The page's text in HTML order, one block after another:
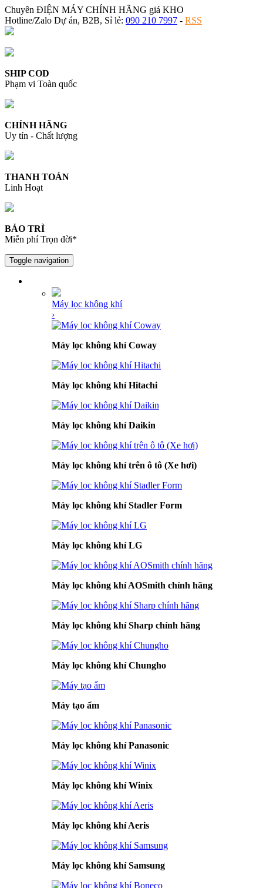
Chuyên ĐIỆN MÁY CHÍNH HÃNG giá KHO
Hotline/Zalo Dự án, B2B, Sỉ lẻ: 090 210 7997 - RSS
SHIP COD
Phạm vi Toàn quốc
CHÍNH HÃNG
Uy tín - Chất lượng
THANH TOÁN
Linh Hoạt
BẢO TRÌ
Miễn phí Trọn đời*
Toggle navigation
Máy lọc không khí
›
Máy lọc không khí Coway
Máy lọc không khí Hitachi
Máy lọc không khí Daikin
Máy lọc không khí trên ô tô (Xe hơi)
Máy lọc không khí Stadler Form
Máy lọc không khí LG
Máy lọc không khí AOSmith chính hãng
Máy lọc không khí Sharp chính hãng
Máy lọc không khí Chungho
Máy tạo ẩm
Máy lọc không khí Panasonic
Máy lọc không khí Winix
Máy lọc không khí Aeris
Máy lọc không khí Samsung